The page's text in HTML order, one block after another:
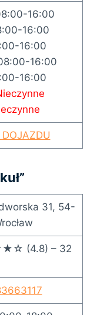
16:00
16:00
16:00
16:00
16:00
31, 54-
(4.8) – 32